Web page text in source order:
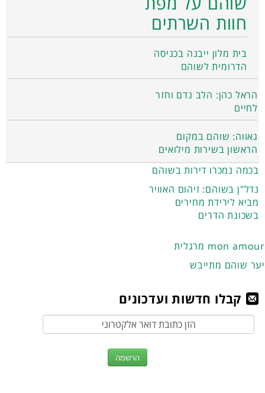
חוות השרתים
בית מלון ייבנה בכניסה
הדרומית לשוהם
הראל כהן: הלב נדם וחזר
לחיים
גאווה: שוהם במקום
הראשון בשירות מילואים
בכמה נמכרו דירות בשוהם
נדל"ן בשוהם: זיהום האוויר
מביא לירידת מחירים
בשכונת הדרים
מרגלית mon amour
יער שוהם מתייבש
קבלו חדשות ועדכונים